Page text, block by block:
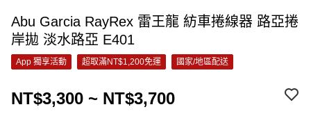
Abu Garcia RayRex 雷王龍 紡車捲線器 路亞捲
岸拋 淡水路亞 E401
App 獨享活動 超取滿NT$1,200免運 國家/地區配送
NT$3,300 ~ NT$3,700